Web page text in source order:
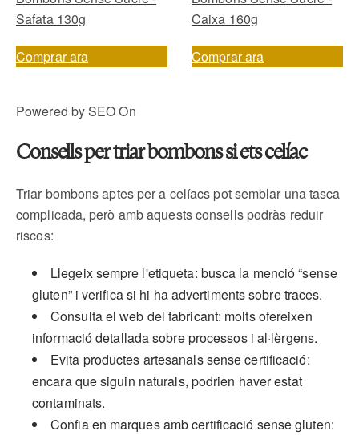
Safata 130g
Comprar ara
Caixa 160g
Comprar ara
Powered by SEO On
Consells per triar bombons si ets celíac
Triar bombons aptes per a celíacs pot semblar una tasca
complicada, però amb aquests consells podràs reduir
riscos:
Llegeix sempre l'etiqueta: busca la menció “sense
gluten” i verifica si hi ha advertiments sobre traces.
Consulta el web del fabricant: molts ofereixen
informació detallada sobre processos i al·lèrgens.
Evita productes artesanals sense certificació:
encara que siguin naturals, podrien haver estat
contaminats.
Confia en marques amb certificació sense gluten: